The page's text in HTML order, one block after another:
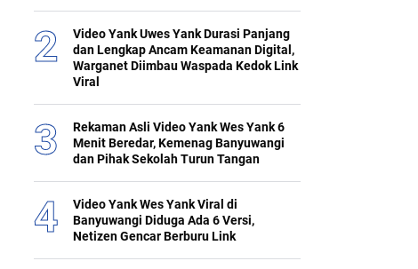
Video Yank Uwes Yank Durasi Panjang
dan Lengkap Ancam Keamanan Digital,
Warganet Diimbau Waspada Kedok Link
Viral
Rekaman Asli Video Yank Wes Yank 6
Menit Beredar, Kemenag Banyuwangi
dan Pihak Sekolah Turun Tangan
Video Yank Wes Yank Viral di
Banyuwangi Diduga Ada 6 Versi,
Netizen Gencar Berburu Link